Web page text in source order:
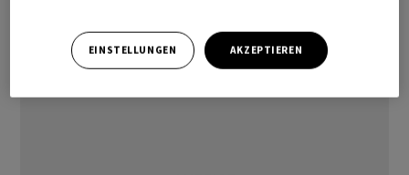
zu gegenseitigem Beschuss./arb/DP/zb
EINSTELLUNGEN AKZEPTIEREN